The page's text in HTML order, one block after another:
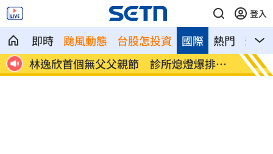
登入
即時 颱風動態 台股怎投資 熱門 影音
國際
分
林逸欣首個無父父親節 診所熄燈爆排隊
潮
村神
多